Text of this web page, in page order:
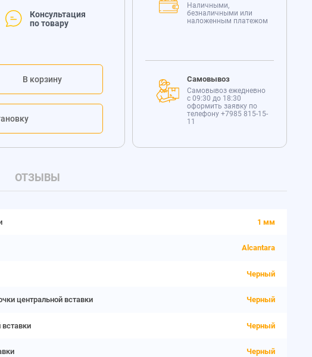
Консультация
по товару
В корзину
Наличными,
безналичными или
наложенным платежом
Самовывоз
Самовывоз ежедневно
с 09:30 до 18:30
оформить заявку по
телефону +7985 815-15-
11
ОТЗЫВЫ
1 мм
Alcantara
Черный
центральной вставки Черный
Черный
Черный